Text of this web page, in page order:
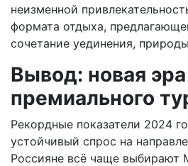
неизменной
формата отдыха,
сочетание уединения,
Вывод: новая эра
премиального
Рекордные показатели 2024
устойчивый спрос на
Россияне всё чаще выбирают